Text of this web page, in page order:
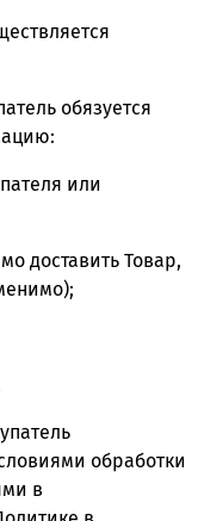
обязуется
или
доставить Товар,
обработки
в